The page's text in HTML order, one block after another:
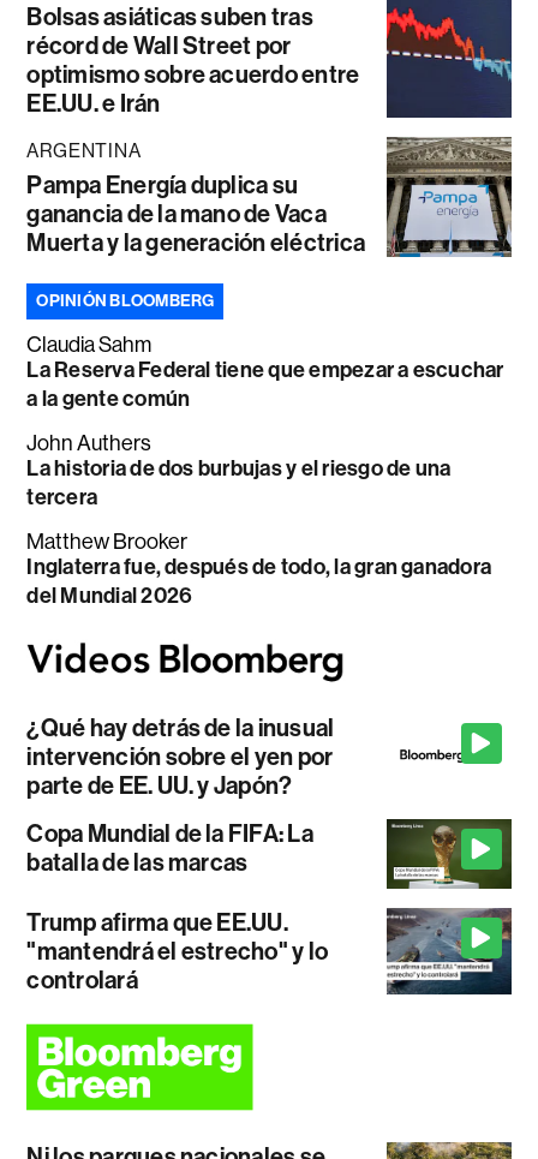
Bolsas asiáticas suben tras
récord de Wall Street por
optimismo sobre acuerdo entre
EE.UU. e Irán
ARGENTINA
Pampa Energía duplica su
ganancia de la mano de Vaca
Muerta y la generación eléctrica
OPINIÓN BLOOMBERG
Claudia Sahm
La Reserva Federal tiene que empezar a escuchar
a la gente común
John Authers
La historia de dos burbujas y el riesgo de una
tercera
Matthew Brooker
Inglaterra fue, después de todo, la gran ganadora
del Mundial 2026
¿Qué hay detrás de la inusual
intervención sobre el yen por
parte de EE. UU. y Japón?
Copa Mundial de la FIFA: La
batalla de las marcas
Trump afirma que EE.UU.
"mantendrá el estrecho" y lo
controlará